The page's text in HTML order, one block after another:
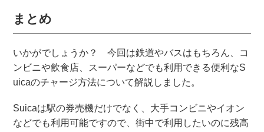
まとめ
いかがでしょうか？ 今回は鉄道やバスはもちろん、コ
ンビニや飲食店、スーパーなどでも利用できる便利なS
uicaのチャージ方法について解説しました。
Suicaは駅の券売機だけでなく、大手コンビニやイオン
などでも利用可能ですので、街中で利用したいのに残高